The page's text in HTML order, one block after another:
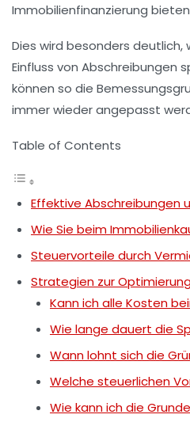
Immobilienfinanzierung
Dies wird besonders
Einfluss von Abschreibungen
können so die
immer wieder angepasst
Table of Contents
Effektive Abschreibungen
Wie Sie beim
Steuervorteile durch
Strategien zur
Kann ich alle Kosten
Wie lange dauert die
Wann lohnt sich die
Welche steuerlichen
Wie kann ich die